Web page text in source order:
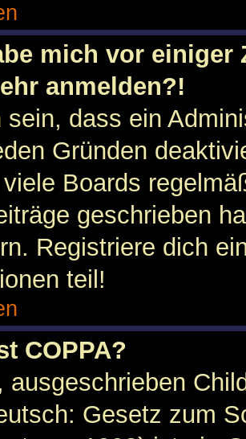
mich vor
anmelden?!
sein, dass ein
Gründen
viele Boards
geschrieben
Registriere dich
teil!
COPPA?
ausgeschrieben
Gesetz zum